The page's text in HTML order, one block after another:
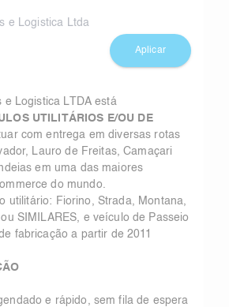
e Logistica Ltda
Aplicar
e Logistica LTDA está
UTILITÁRIOS E/OU DE
com entrega em diversas rotas
Lauro de Freitas, Camaçari
em uma das maiores
do mundo.
utilitário: Fiorino, Strada, Montana,
SIMILARES, e veículo de Passeio
fabricação a partir de 2011
e rápido, sem fila de espera